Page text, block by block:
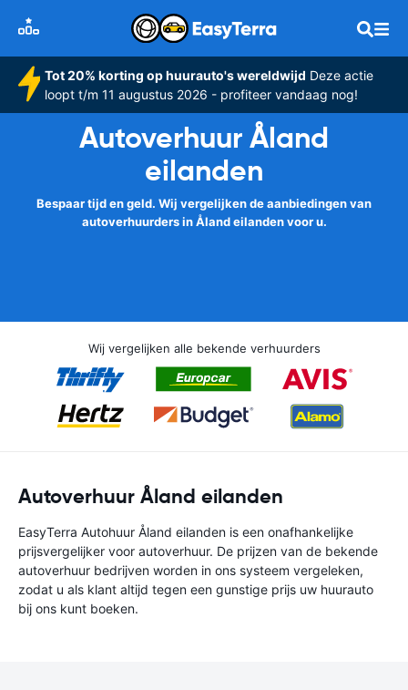
Tot 20% korting op huurauto's wereldwijd Deze actie
loopt t/m 11 augustus 2026 - profiteer vandaag nog!
Autoverhuur Åland
eilanden
Bespaar tijd en geld. Wij vergelijken de aanbiedingen van
autoverhuurders in Åland eilanden voor u.
Wij vergelijken alle bekende verhuurders
Autoverhuur Åland eilanden
EasyTerra Autohuur Åland eilanden is een onafhankelijke
prijsvergelijker voor autoverhuur. De prijzen van de bekende
autoverhuur bedrijven worden in ons systeem vergeleken,
zodat u als klant altijd tegen een gunstige prijs uw huurauto
bij ons kunt boeken.